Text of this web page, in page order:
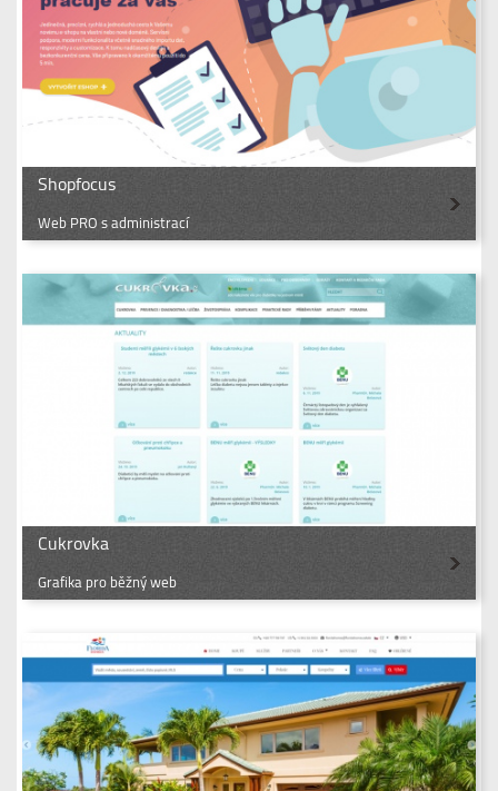
Shopfocus
Web PRO s administrací
Cukrovka
Grafika pro běžný web